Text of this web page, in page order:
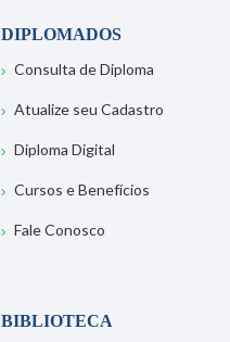
DIPLOMADOS
Consulta de Diploma
Atualize seu Cadastro
Diploma Digital
Cursos e Benefícios
Fale Conosco
BIBLIOTECA